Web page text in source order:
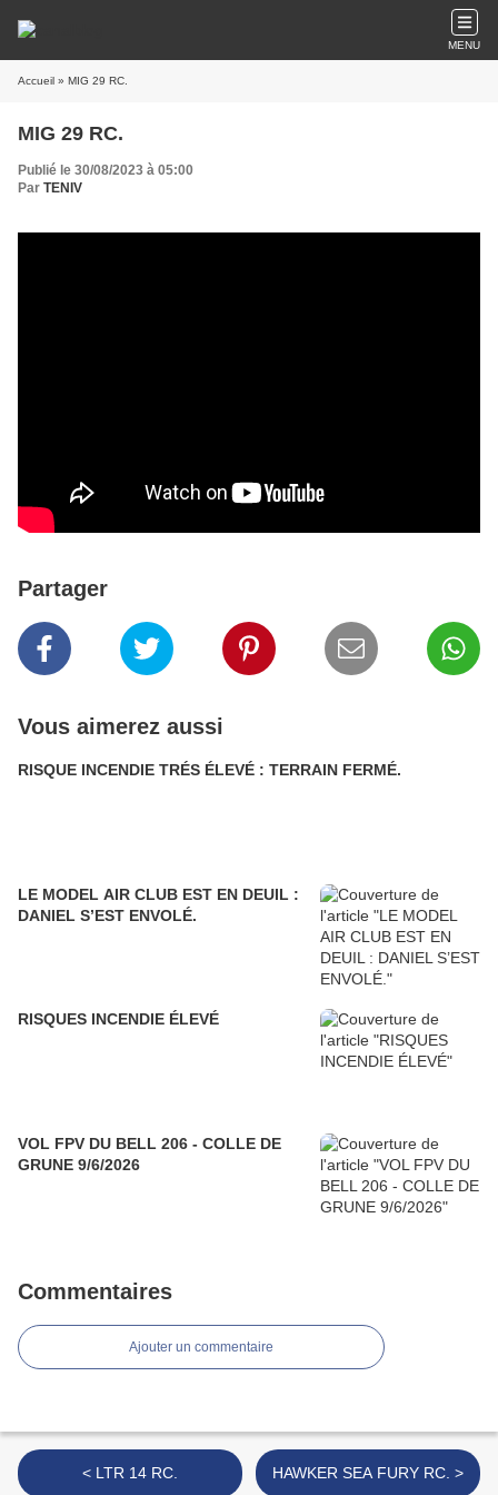
MENU
Accueil » MIG 29 RC.
MIG 29 RC.
Publié le 30/08/2023 à 05:00
Par TENIV
Partager
Vous aimerez aussi
RISQUE INCENDIE TRÉS ÉLEVÉ : TERRAIN FERMÉ.
LE MODEL AIR CLUB EST EN DEUIL :
DANIEL S’EST ENVOLÉ.
RISQUES INCENDIE ÉLEVÉ
VOL FPV DU BELL 206 - COLLE DE
GRUNE 9/6/2026
Commentaires
Ajouter un commentaire
< LTR 14 RC. HAWKER SEA FURY RC. >